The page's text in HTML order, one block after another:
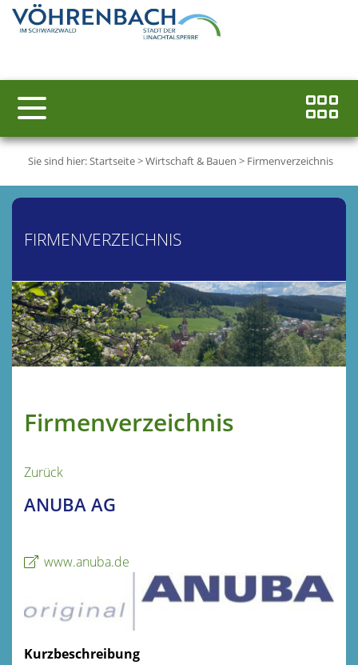
Sie sind hier:Startseite>Wirtschaft & Bauen > Firmenverzeichnis
FIRMENVERZEICHNIS
Firmenverzeichnis
Zurück
ANUBA AG
www.anuba.de
Kurzbeschreibung